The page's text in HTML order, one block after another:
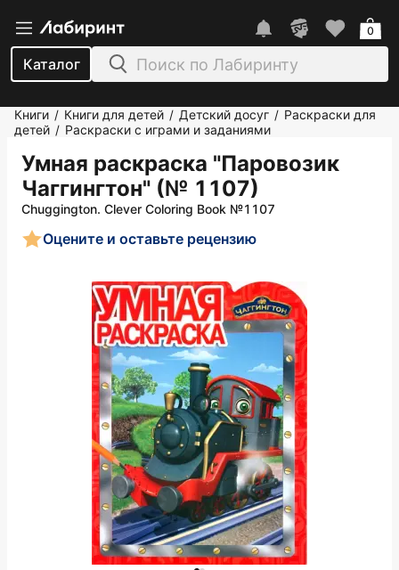
Каталог
0
Книги / Книги для детей / Детский досуг / Раскраски для
детей / Раскраски с играми и заданиями
Умная раскраска "Паровозик
Чаггингтон" (№ 1107)
Chuggington. Clever Coloring Book №1107
Оцените и оставьте рецензию